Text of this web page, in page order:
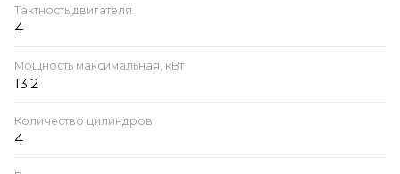
Тактность двигателя
4
Мощность максимальная, кВт
13.2
Количество цилиндров
4